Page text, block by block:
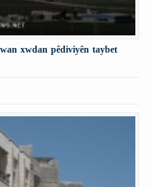
xwdan pêdiviyên taybet